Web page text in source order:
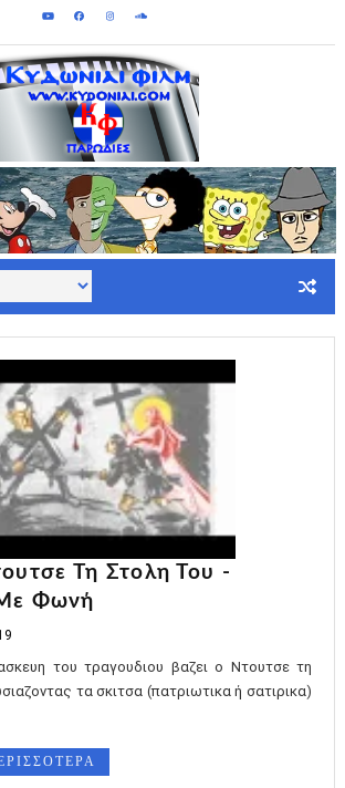
- Παρωδίες:
Τη Στολη Του -
Φωνή
του τραγουδιου βαζει ο Ντουτσε τη
τα σκιτσα (πατριωτικα ή σατιρικα)